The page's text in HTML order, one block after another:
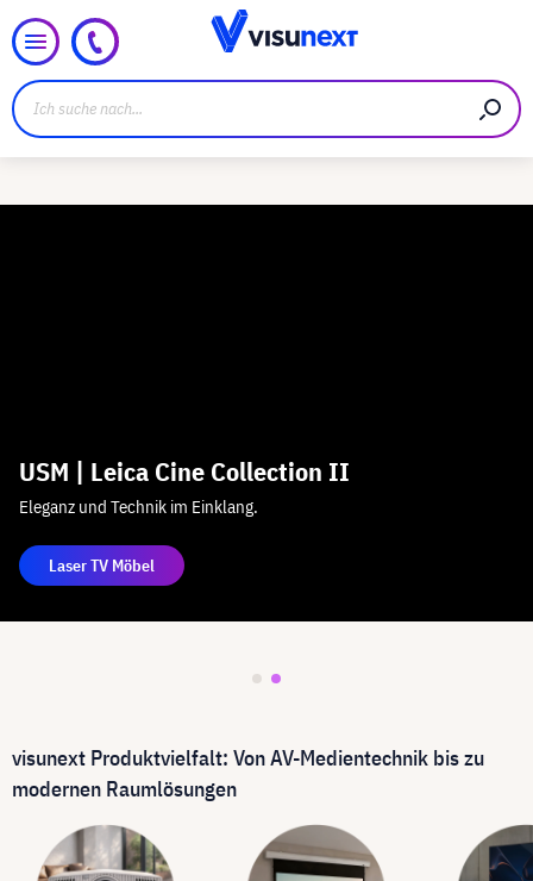
USM | Leica Cine Collection II
Eleganz und Technik im Einklang.
Laser TV Möbel
visunext Produktvielfalt: Von AV-Medientechnik bis zu
modernen Raumlösungen